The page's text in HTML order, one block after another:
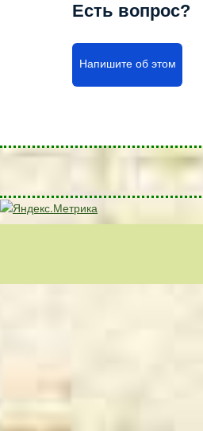
Есть вопрос?
Напишите об этом